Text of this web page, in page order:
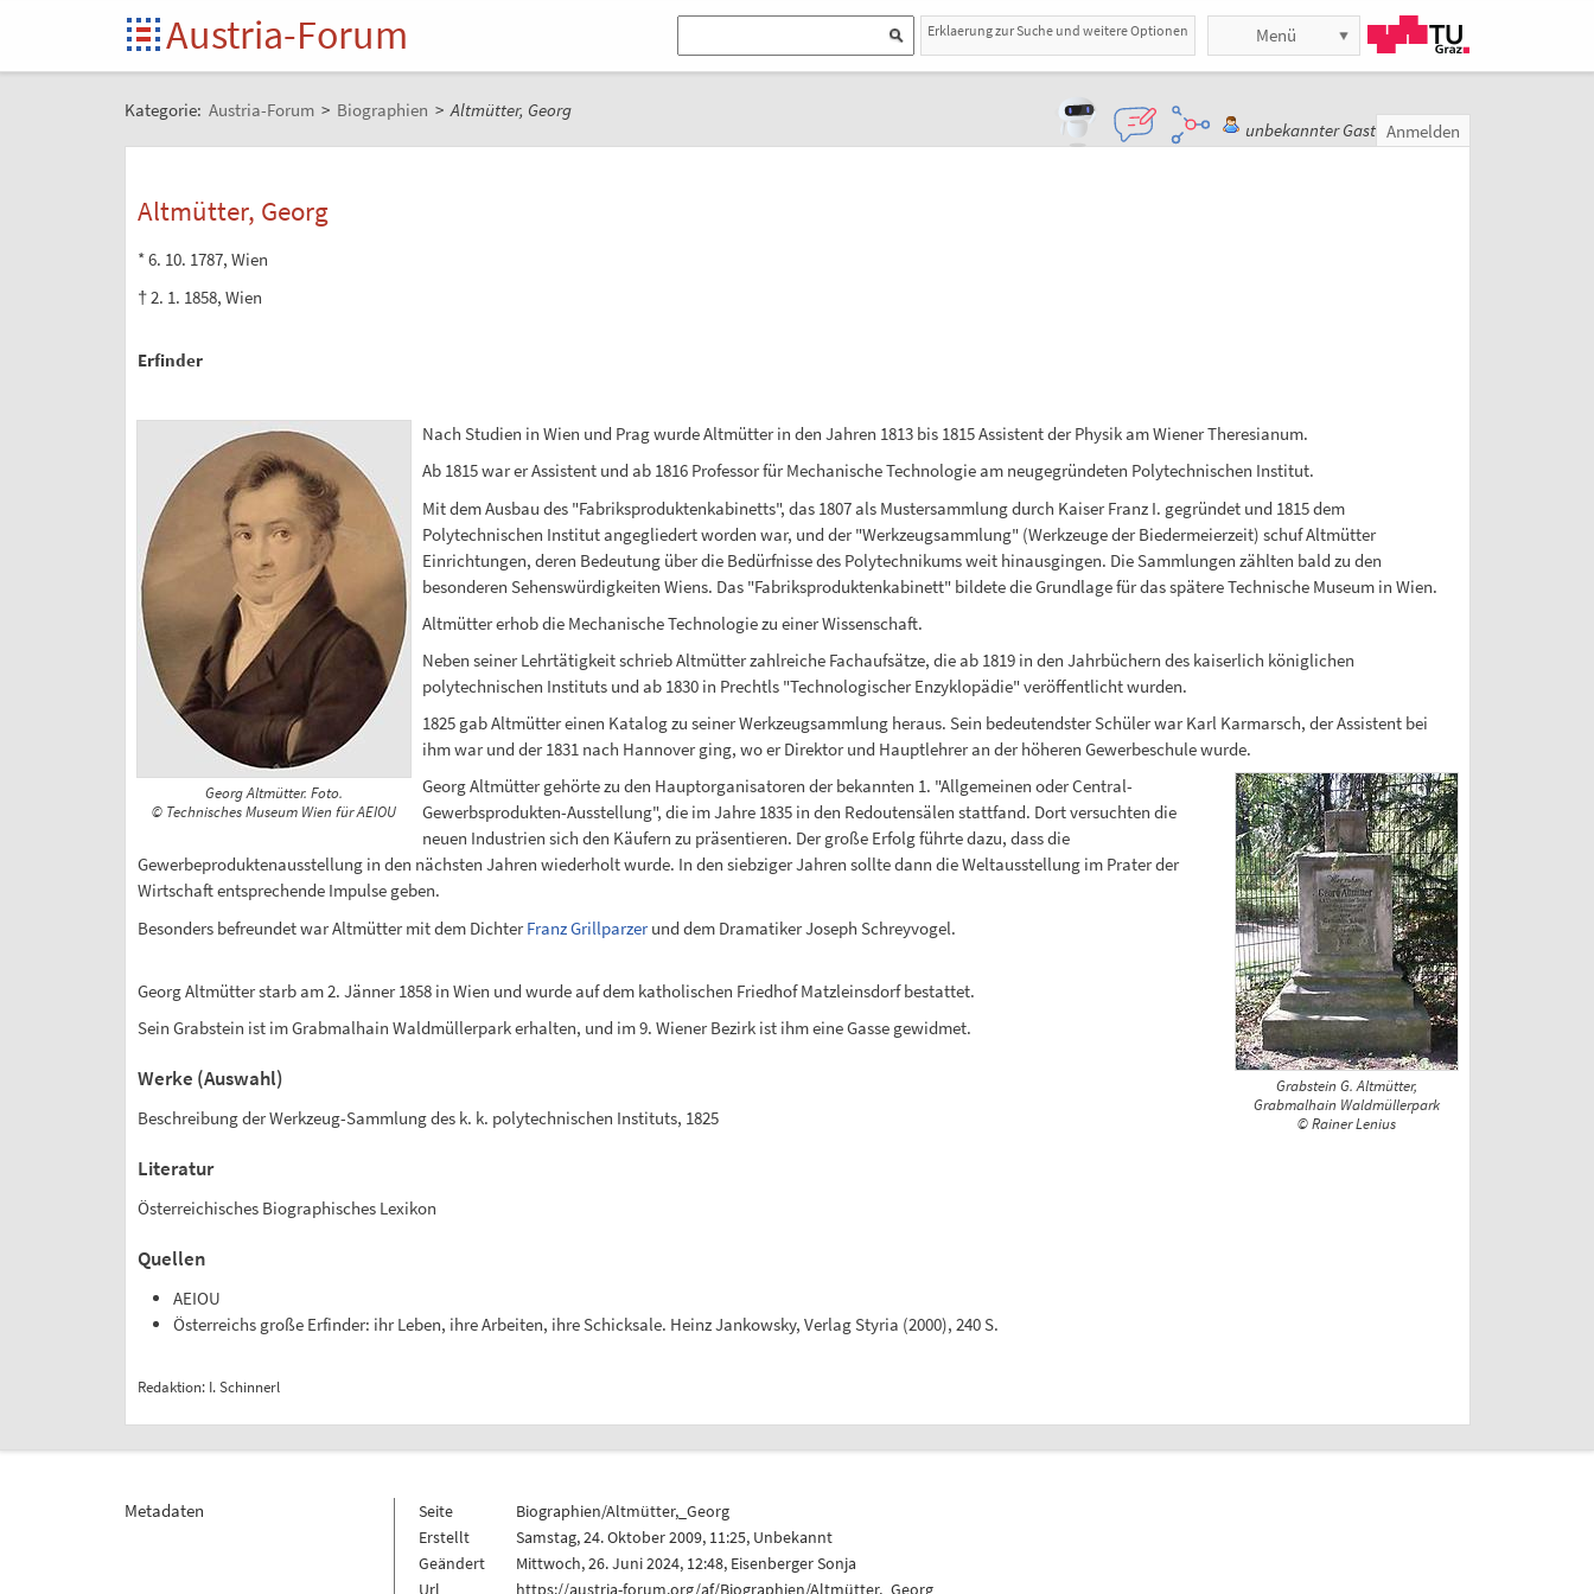
Austria-Forum Erklaerung zur Suche und weitere Optionen Menü
Kategorie: Austria-Forum > Biographien > Altmütter, Georg
unbekannter Gast Anmelden
Altmütter, Georg
* 6. 10. 1787, Wien
† 2. 1. 1858, Wien
Erfinder
Georg Altmütter. Foto.
© Technisches Museum Wien für AEIOU
Nach Studien in Wien und Prag wurde Altmütter in den Jahren 1813 bis 1815 Assistent der Physik am Wiener Theresianum.
Ab 1815 war er Assistent und ab 1816 Professor für Mechanische Technologie am neugegründeten Polytechnischen Institut.
Mit dem Ausbau des "Fabriksproduktenkabinetts", das 1807 als Mustersammlung durch Kaiser Franz I. gegründet und 1815 dem
Polytechnischen Institut angegliedert worden war, und der "Werkzeugsammlung" (Werkzeuge der Biedermeierzeit) schuf Altmütter
Einrichtungen, deren Bedeutung über die Bedürfnisse des Polytechnikums weit hinausgingen. Die Sammlungen zählten bald zu den
besonderen Sehenswürdigkeiten Wiens. Das "Fabriksproduktenkabinett" bildete die Grundlage für das spätere Technische Museum in Wien.
Altmütter erhob die Mechanische Technologie zu einer Wissenschaft.
Neben seiner Lehrtätigkeit schrieb Altmütter zahlreiche Fachaufsätze, die ab 1819 in den Jahrbüchern des kaiserlich königlichen
polytechnischen Instituts und ab 1830 in Prechtls "Technologischer Enzyklopädie" veröffentlicht wurden.
1825 gab Altmütter einen Katalog zu seiner Werkzeugsammlung heraus. Sein bedeutendster Schüler war Karl Karmarsch, der Assistent bei
ihm war und der 1831 nach Hannover ging, wo er Direktor und Hauptlehrer an der höheren Gewerbeschule wurde.
Grabstein G. Altmütter,
Grabmalhain Waldmüllerpark
© Rainer Lenius
Georg Altmütter gehörte zu den Hauptorganisatoren der bekannten 1. "Allgemeinen oder Central-
Gewerbsprodukten-Ausstellung", die im Jahre 1835 in den Redoutensälen stattfand. Dort versuchten die
neuen Industrien sich den Käufern zu präsentieren. Der große Erfolg führte dazu, dass die
Gewerbeproduktenausstellung in den nächsten Jahren wiederholt wurde. In den siebziger Jahren sollte dann die Weltausstellung im Prater der
Wirtschaft entsprechende Impulse geben.
Besonders befreundet war Altmütter mit dem DichterFranz Grillparzerund dem Dramatiker Joseph Schreyvogel.
Georg Altmütter starb am 2. Jänner 1858 in Wien und wurde auf dem katholischen Friedhof Matzleinsdorf bestattet.
Sein Grabstein ist im Grabmalhain Waldmüllerpark erhalten, und im 9. Wiener Bezirk ist ihm eine Gasse gewidmet.
Werke (Auswahl)
Beschreibung der Werkzeug-Sammlung des k. k. polytechnischen Instituts, 1825
Literatur
Österreichisches Biographisches Lexikon
Quellen
AEIOU
Österreichs große Erfinder: ihr Leben, ihre Arbeiten, ihre Schicksale. Heinz Jankowsky, Verlag Styria (2000), 240 S.
Redaktion: I. Schinnerl
Metadaten Seite
Biographien/Altmütter,_Georg
Erstellt
Samstag, 24. Oktober 2009, 11:25, Unbekannt
Geändert
Mittwoch, 26. Juni 2024, 12:48, Eisenberger Sonja
Url
https://austria-forum.org/af/Biographien/Altmütter,_Georg